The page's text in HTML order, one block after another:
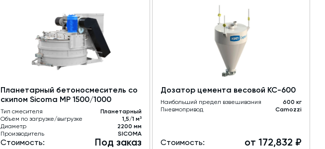
Планетарный бетоносмеситель со
скипом Sicoma MP 1500/1000
Тип смесителя
Планетарный
Объем по загрузке/выгрузке
1,5/1 м³
Диаметр
2200 мм
Производитель
SICOMA
Стоимость: Под заказ
Дозатор цемента весовой КС-600
Наибольший предел взвешивания
600 кг
Пневмопривод
Camozzi
Стоимость: от 172,832 ₽